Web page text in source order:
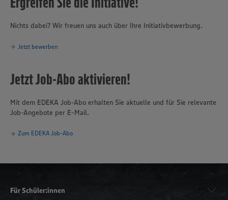
Nichts dabei? Wir freuen uns auch über Ihre Initiativbewerbung.
Jetzt bewerben
Jetzt Job-Abo aktivieren!
Mit dem EDEKA Job-Abo erhalten Sie aktuelle und für Sie relevante
Job-Angebote per E-Mail.
Zum EDEKA Job-Abo
Für Schüler:innen